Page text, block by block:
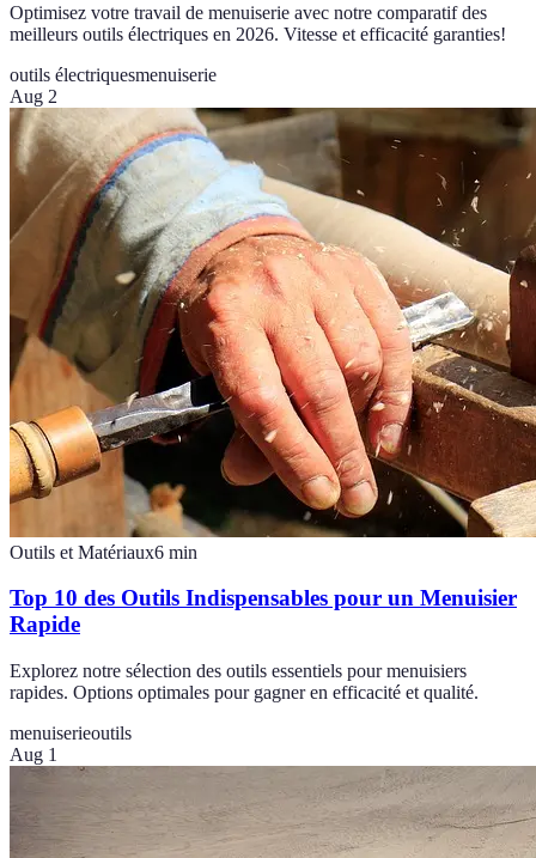
Optimisez votre travail de menuiserie avec notre comparatif des
meilleurs outils électriques en 2026. Vitesse et efficacité garanties!
outils électriquesmenuiserie
Aug 2
Outils et Matériaux6 min
Top 10 des Outils Indispensables pour un Menuisier
Rapide
Explorez notre sélection des outils essentiels pour menuisiers
rapides. Options optimales pour gagner en efficacité et qualité.
menuiserieoutils
Aug 1